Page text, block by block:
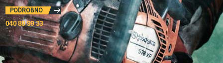
PODROBNO
040 88 99 33